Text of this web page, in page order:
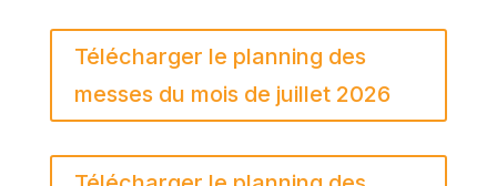
Télécharger le planning des
messes du mois de juillet 2026